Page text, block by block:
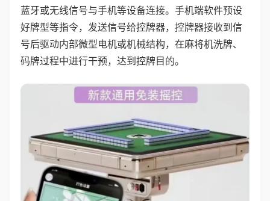
蓝牙或无线信号与手机等设备连接。手机端软件预设
好牌型等指令，发送信号给控牌器，控牌器接收到信
号后驱动内部微型电机或机械结构，在麻将机洗牌、
码牌过程中进行干预，达到控牌目的。